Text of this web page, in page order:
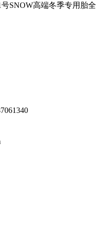
SNOW高端冬季专用胎全